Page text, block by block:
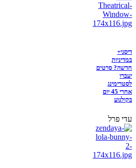
דיסני+
במדיניות
חדשה? סרטים
יעברו
לסטרימינג
אחרי 45 יום
בקולנוע
עדי פרל